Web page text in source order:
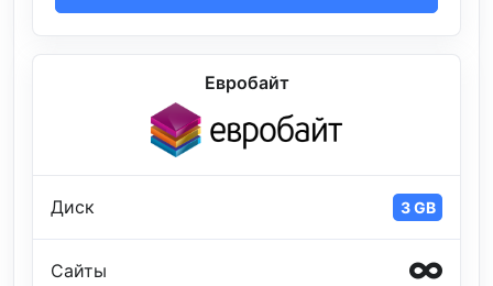
Евробайт
Диск 3 GB
Сайты